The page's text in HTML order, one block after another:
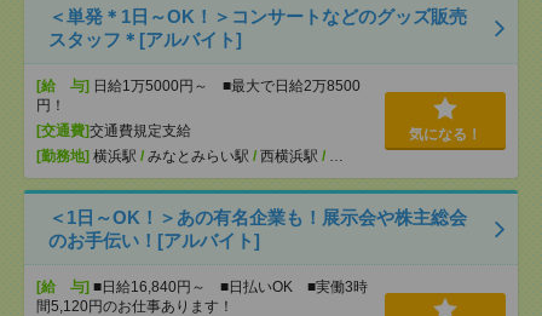
＜単発＊1日～OK！＞コンサートなどのグッズ販売
スタッフ＊[アルバイト]
[給 与] 日給1万5000円～ ■最大で日給2万8500
円！
[交通費]交通費規定支給
[勤務地] 横浜駅 / みなとみらい駅 / 西横浜駅 / …
気になる！
＜1日～OK！＞あの有名企業も！展示会や株主総会
のお手伝い！[アルバイト]
[給 与] ■日給16,840円～ ■日払いOK ■実働3時
間5,120円のお仕事あります！